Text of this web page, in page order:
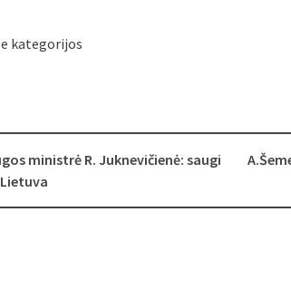
kategorijos
ministrė R. Juknevičienė: saugi